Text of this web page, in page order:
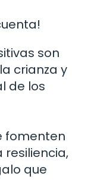
son
crianza y
de los
fomenten
resiliencia,
que